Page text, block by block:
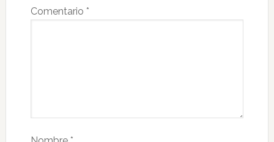
Comentario *